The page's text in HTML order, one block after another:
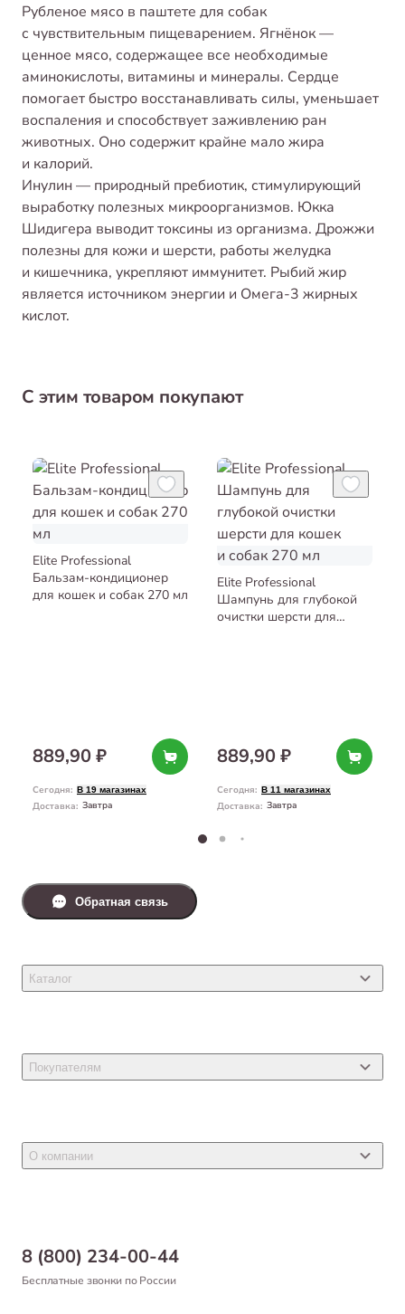
Рубленое мясо в паштете для собак
с чувствительным пищеварением. Ягнёнок —
ценное мясо, содержащее все необходимые
аминокислоты, витамины и минералы. Сердце
помогает быстро восстанавливать силы, уменьшает
воспаления и способствует заживлению ран
животных. Оно содержит крайне мало жира
и калорий.
Инулин — природный пребиотик, стимулирующий
выработку полезных микроорганизмов. Юкка
Шидигера выводит токсины из организма. Дрожжи
полезны для кожи и шерсти, работы желудка
и кишечника, укрепляют иммунитет. Рыбий жир
является источником энергии и Омега-3 жирных
кислот.
С этим товаром покупают
Elite Professional
Бальзам-кондиционер
для кошек и собак 270 мл
889,90 ₽
Сегодня: В 19 магазинах
Доставка: Завтра
Elite Professional
Шампунь для глубокой
очистки шерсти для
889,90 ₽
Сегодня: В 11 магазинах
Доставка: Завтра
8 (800) 234-00-44
Бесплатные звонки по России
Каталог
Товары для собак
Товары для птиц
Покупателям
Новости
Самовывоз
Оформление заказа
О компании
Благотворительный фонд
Обратная связь